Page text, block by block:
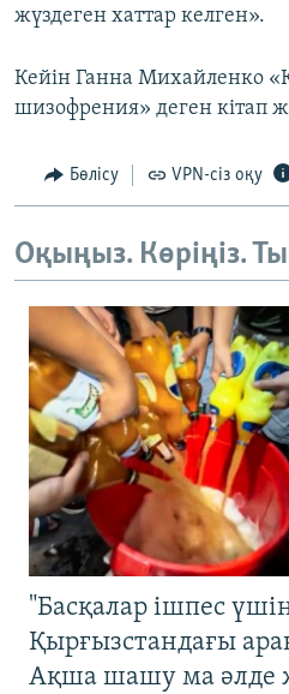
жүздеген хаттар келген».
Кейін Ганна Михайленко
шизофрения» деген кітап
Бөлісу VPN-сіз оқу
Оқыңыз. Көріңіз.
"Басқалар ішпес
Қырғызстандағы
Ақша шашу ма әлде